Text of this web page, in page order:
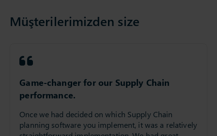
Müşterilerimizden size
Game-changer for our Supply Chain
performance.
Once we had decided on which Supply Chain
planning software you implement, it was a relatively